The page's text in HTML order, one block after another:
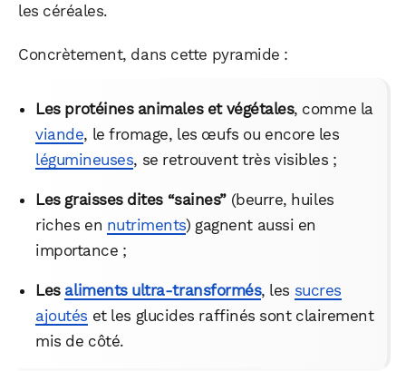
les céréales.
Concrètement, dans cette pyramide :
Les protéines animales et végétales, comme la
viande, le fromage, les œufs ou encore les
légumineuses, se retrouvent très visibles ;
Les graisses dites “saines”(beurre, huiles
riches en nutriments) gagnent aussi en
importance ;
Les aliments ultra-transformés, les sucres
ajoutés et les glucides raffinés sont clairement
mis de côté.